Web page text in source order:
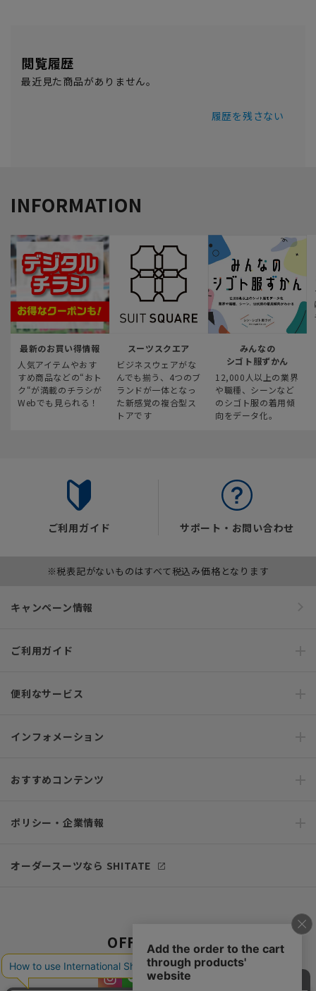
閲覧履歴
最近見た商品がありません。
履歴を残さない
INFORMATION
最新のお買い得情報
人気アイテムやおす
すめ商品などの“おト
ク“が満載のチラシが
Webでも見られる！
スーツスクエア
ビジネスウェアがな
んでも揃う、4つのブ
ランドが一体となっ
た新感覚の複合型ス
トアです
みんなの
シゴト服ずかん
12,000人以上の業界
や職種、シーンなど
のシゴト服の着用傾
向をデータ化。
ご利用ガイド サポート・お問い合わせ
※税表記がないものはすべて税込み価格となります
キャンペーン情報
ご利用ガイド
便利なサービス
インフォメーション
おすすめコンテンツ
ポリシー・企業情報
オーダースーツなら SHITATE
OFFICIAL SNS